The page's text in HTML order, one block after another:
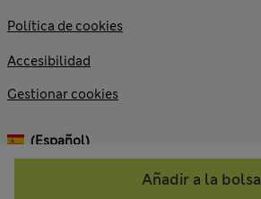
Añadir a la bolsa
Política de cookies
Accesibilidad
Gestionar cookies
(español)